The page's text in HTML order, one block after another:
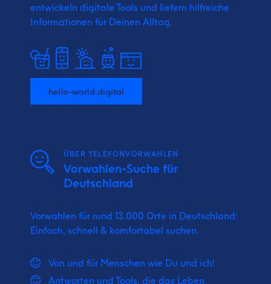
entwickeln digitale Tools und liefern hilfreiche
Informationen für Deinen Alltag.
hello-world.digital
ÜBER TELEFONVORWAHLEN
Vorwahlen-Suche für
Deutschland
Vorwahlen für rund 13.000 Orte in Deutschland:
Einfach, schnell & komfortabel suchen.
Von und für Menschen wie Du und ich!
Antworten und Tools, die das Leben